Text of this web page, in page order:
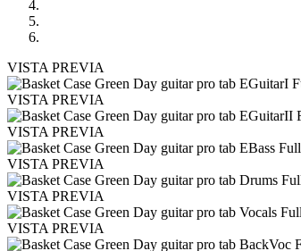
VISTA PREVIA
VISTA PREVIA
VISTA PREVIA
VISTA PREVIA
VISTA PREVIA
VISTA PREVIA